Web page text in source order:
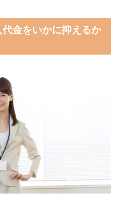
金をいかに抑えるか